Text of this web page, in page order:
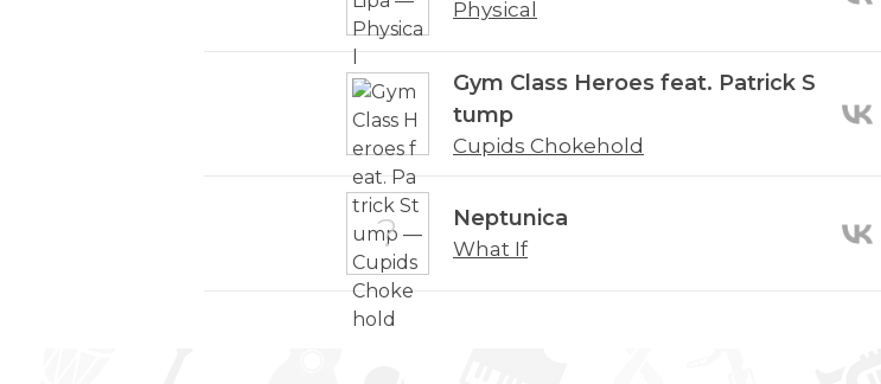
Physical
Gym Class Heroes feat. Patrick S
tump
Cupids Chokehold
Neptunica
What If